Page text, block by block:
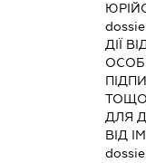
ДІЇ
ДЛЯ
ВІД